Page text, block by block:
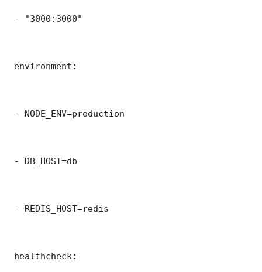
- "3000:3000"
environment:
- NODE_ENV=production
- DB_HOST=db
- REDIS_HOST=redis
healthcheck: